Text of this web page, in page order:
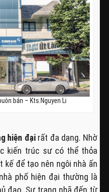
bán – Kts.Nguyen Li
hiện đạirất đa dạng. Nhờ
kiến trúc sư có thể thỏa
để tạo nên ngôi nhà ấn
phố hiện đại thường là
đạo. Sự trang nhã đến từ